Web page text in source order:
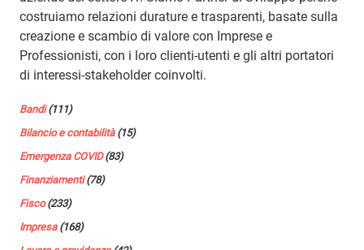
costruiamo relazioni durature e trasparenti, basate sulla
creazione e scambio di valore con Imprese e
Professionisti, con i loro clienti-utenti e gli altri portatori
di interessi-stakeholder coinvolti.
Bandi(111)
Bilancio e contabilità(15)
Emergenza COVID(83)
Finanziamenti(78)
Fisco(233)
Impresa(168)